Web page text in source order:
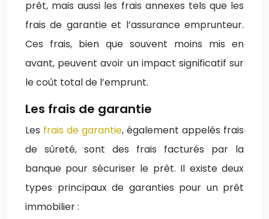
prêt, mais aussi les frais annexes tels que les
frais de garantie et l’assurance emprunteur.
Ces frais, bien que souvent moins mis en
avant, peuvent avoir un impact significatif sur
le coût total de l’emprunt.
Les frais de garantie
Les frais de garantie, également appelés frais
de sûreté, sont des frais facturés par la
banque pour sécuriser le prêt. Il existe deux
types principaux de garanties pour un prêt
immobilier :